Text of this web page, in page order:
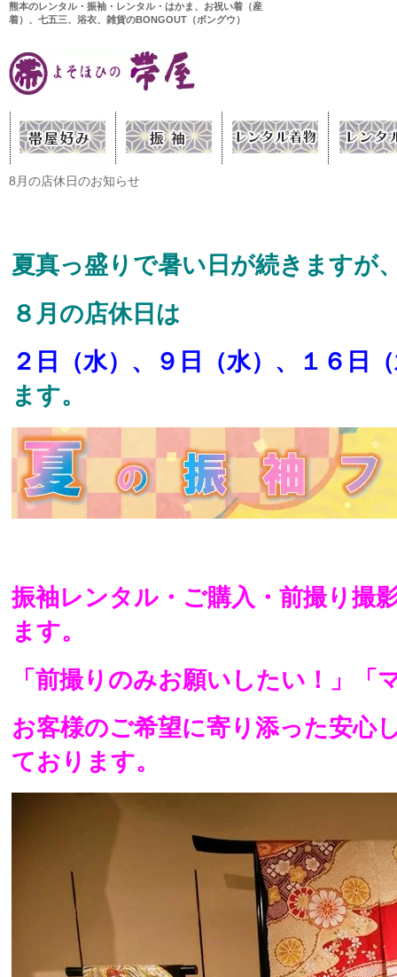
熊本のレンタル・振袖・レンタル・はかま、お祝い着（産
着）、七五三、浴衣、雑貨のBONGOUT（ボングウ）
8月の店休日のお知らせ
夏真っ盛りで暑い日が続きますが
８月の店休日は
２日（水）、９日（水）、１６日
ます。
振袖レンタル・ご購入・前撮り撮
ます。
「前撮りのみお願いしたい！」
お客様のご希望に寄り添った安心
ております。